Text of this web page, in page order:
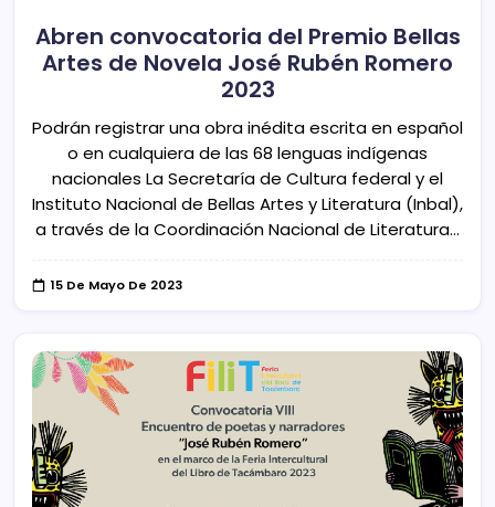
Abren convocatoria del Premio Bellas
Artes de Novela José Rubén Romero
2023
Podrán registrar una obra inédita escrita en español
o en cualquiera de las 68 lenguas indígenas
nacionales La Secretaría de Cultura federal y el
Instituto Nacional de Bellas Artes y Literatura (Inbal),
a través de la Coordinación Nacional de Literatura…
15 De Mayo De 2023